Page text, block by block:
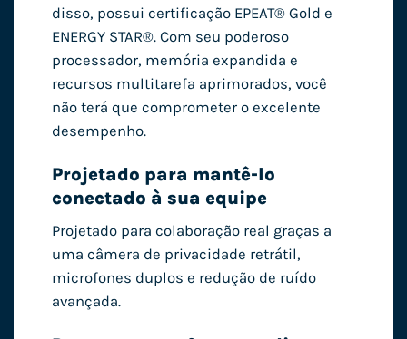
disso, possui certificação EPEAT® Gold e
ENERGY STAR®. Com seu poderoso
processador, memória expandida e
recursos multitarefa aprimorados, você
não terá que comprometer o excelente
desempenho.
Projetado para mantê-lo
conectado à sua equipe
Projetado para colaboração real graças a
uma câmera de privacidade retrátil,
microfones duplos e redução de ruído
avançada.